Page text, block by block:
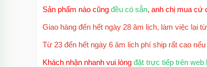
Sản phẩm nào cũng đều có sẵn, anh chị mua cứ
Giao hàng đến hết ngày 28 âm lịch, làm việc lại
Từ 23 đến hết ngày 6 âm lịch phí ship rất cao
Khách nhận nhanh vui lòngđặt trực tiếp trên web